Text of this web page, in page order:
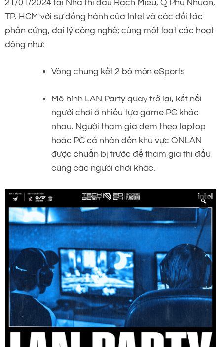
21/01/2024 tại Nhà thi đấu Rạch Miễu, Q Phú Nhuận,
TP. HCM với sự đồng hành của Intel và các đối tác
phần cứng, đại lý công nghệ; cùng một loạt các hoạt
động như:
Vòng chung kết 2 bộ môn eSports
Mô hình LAN Party quay trở lại, kết nối
người chơi ở nhiều tựa game PC khác
nhau. Người tham gia đem theo laptop
hoặc PC cá nhân đến khu vực ONLAN
được chuẩn bị trước để tham gia thi đấu
cùng các người chơi khác.